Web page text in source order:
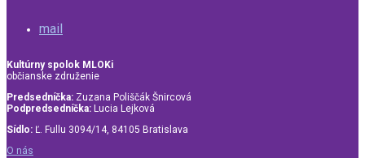
mail
Kultúrny spolok MLOKi
občianske združenie
Predsedníčka: Zuzana Poliščák Šnircová
Podpredsedníčka: Lucia Lejková
Sídlo: Ľ. Fullu 3094/14, 84105 Bratislava
O nás